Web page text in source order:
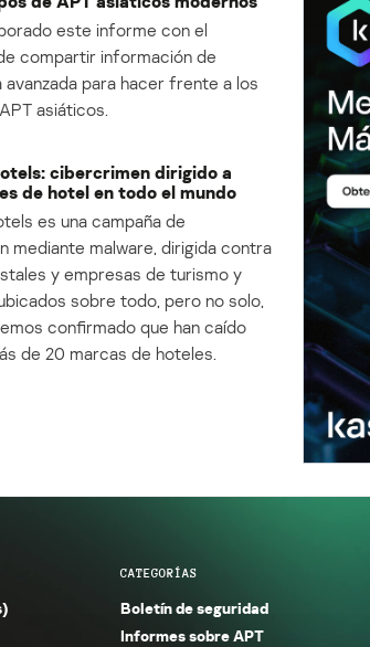
este informe con el
compartir información de
avanzada para hacer frente a los
asiáticos.
cibercrimen dirigido a
de hotel en todo el mundo
es una campaña de
mediante malware, dirigida contra
y empresas de turismo y
sobre todo, pero no solo,
confirmado que han caído
de 20 marcas de hoteles.
CATEGORÍAS
Boletín de seguridad
Informes sobre APT